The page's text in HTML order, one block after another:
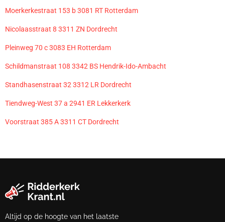
Moerkerkestraat 153 b 3081 RT Rotterdam
Nicolaasstraat 8 3311 ZN Dordrecht
Pleinweg 70 c 3083 EH Rotterdam
Schildmanstraat 108 3342 BS Hendrik-Ido-Ambacht
Standhasenstraat 32 3312 LR Dordrecht
Tiendweg-West 37 a 2941 ER Lekkerkerk
Voorstraat 385 A 3311 CT Dordrecht
Altijd op de hoogte van het laatste